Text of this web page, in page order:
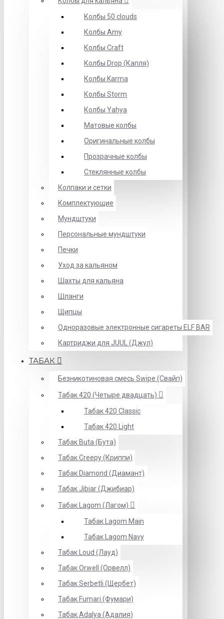
Колбы 50 clouds
Колбы Amy
Колбы Craft
Колбы Drop (Капля)
Колбы Karma
Колбы Storm
Колбы Yahya
Матовые колбы
Оригинальные колбы
Прозрачные колбы
Стеклянные колбы
Колпаки и сетки
Комплектующие
Мундштуки
Персональные мундштуки
Печки
Уход за кальяном
Шахты для кальяна
Шланги
Щипцы
Одноразовые электронные сигареты ELF BAR
Картриджи для JUUL (Джул)
ТАБАК
Безникотиновая смесь Swipe (Свайп)
Табак 420 (Четыре двадцать)
Табак 420 Classic
Табак 420 Light
Табак Buta (Бута)
Табак Creepy (Криппи)
Табак Diamond (Диамант)
Табак Jibiar (Джибиар)
Табак Lagom (Лагом)
Табак Lagom Main
Табак Lagom Navy
Табак Loud (Лауд)
Табак Orwell (Орвелл)
Табак Serbetli (Щербет)
Табак Fumari (Фумари)
Табак Adalya (Адалия)